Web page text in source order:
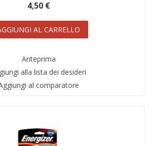
4,50 €
AL CARRELLO
Anteprima
alla lista dei desideri
al comparatore